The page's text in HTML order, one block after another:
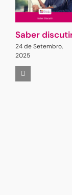
Saber
24 de Setembro,
2025